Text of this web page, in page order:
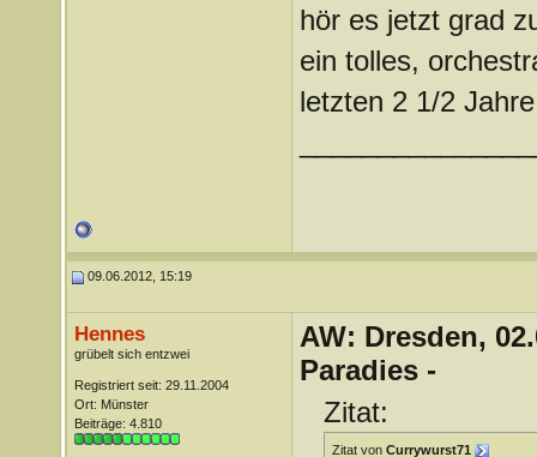
hör es jetzt grad
ein tolles,
letzten 2 1/2
09.06.2012, 15:19
Hennes
grübelt sich entzwei
Registriert seit: 29.11.2004
Ort: Münster
Beiträge: 4.810
AW: Dresden,
Paradies -
Zitat:
Zitat von Currywurst71